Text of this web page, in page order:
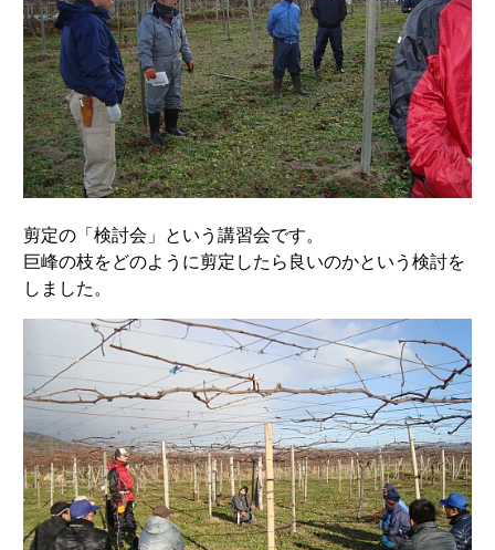
剪定の「検討会」という講習会です。
巨峰の枝をどのように剪定したら良いのかという検討を
しました。